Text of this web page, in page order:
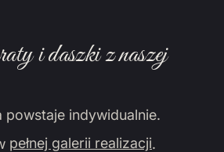
i daszki z naszej
powstaje indywidualnie.
pełnej galerii realizacji.